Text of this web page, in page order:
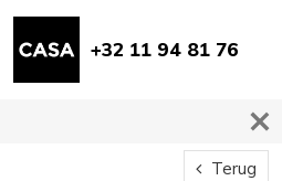
+32 11 94 81 76
Terug